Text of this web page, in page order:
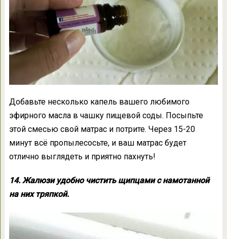
Добавьте несколько капель вашего любимого
эфирного масла в чашку пищевой соды. Посыпьте
этой смесью свой матрас и потрите. Через 15-20
минут всё пропылесосьте, и ваш матрас будет
отлично выглядеть и приятно пахнуть!
14. Жалюзи удобно чистить щипцами с намотанной
на них тряпкой.